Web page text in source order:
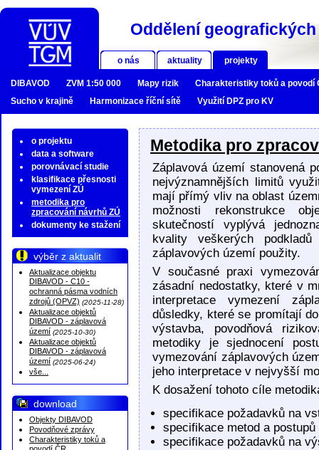
Oddělení
o nás aktuality projekty
DIBAVOD ZVM 1:50 000 Mapy rizik
Charakteristiky toků a povodí
Sucho v krajině
Harmonizace říční sítě Využití DPZ pro KV
o projektu
data a software
porovnávací studie
klasifikace přesnosti
vymezení ZÚ
metodika pro
zpracování návrhů ZÚ
dokumenty ke stažení
výběr z aktualit
Aktualizace objektu
DIBAVOD - C10 -
ochranná pásma vodních
zdrojů (OPVZ) (2025-11-28)
Aktualizace objektů
DIBAVOD - záplavová
území (2025-10-30)
Aktualizace objektů
DIBAVOD - záplavová
území (2025-06-24)
vše...
download
Objekty DIBAVOD
Povodňové zprávy
Charakteristiky toků a
Metodika pro
Záplavová území stanovená
nejvýznamnějších limitů
mají přímý vliv na oblast
možnosti rekonstrukce
skutečností vyplývá
kvality veškerých
záplavových území použity.
V současné praxi
zásadní nedostatky, které v
interpretace vymezení
důsledky, které se promítají
výstavba, povodňová
metodiky je sjednocení
vymezování záplavových
jeho interpretace v nejvyšší
K dosažení tohoto cíle
specifikace požadavků na
specifikace metod a
specifikace požadavků na